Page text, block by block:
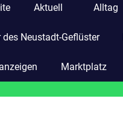
Aktuell Alltag
des Neustadt-Geflüster
Marktplatz